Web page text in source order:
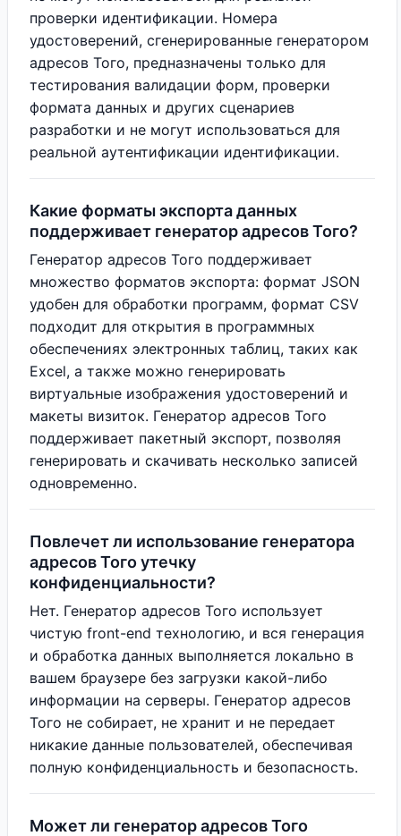
проверки идентификации. Номера
удостоверений, сгенерированные генератором
адресов Того, предназначены только для
тестирования валидации форм, проверки
формата данных и других сценариев
разработки и не могут использоваться для
реальной аутентификации идентификации.
Какие форматы экспорта данных
поддерживает генератор адресов Того?
Генератор адресов Того поддерживает
множество форматов экспорта: формат JSON
удобен для обработки программ, формат CSV
подходит для открытия в программных
обеспечениях электронных таблиц, таких как
Excel, а также можно генерировать
виртуальные изображения удостоверений и
макеты визиток. Генератор адресов Того
поддерживает пакетный экспорт, позволяя
генерировать и скачивать несколько записей
одновременно.
Повлечет ли использование генератора
адресов Того утечку
конфиденциальности?
Нет. Генератор адресов Того использует
чистую front-end технологию, и вся генерация
и обработка данных выполняется локально в
вашем браузере без загрузки какой-либо
информации на серверы. Генератор адресов
Того не собирает, не хранит и не передает
никакие данные пользователей, обеспечивая
полную конфиденциальность и безопасность.
Может ли генератор адресов Того